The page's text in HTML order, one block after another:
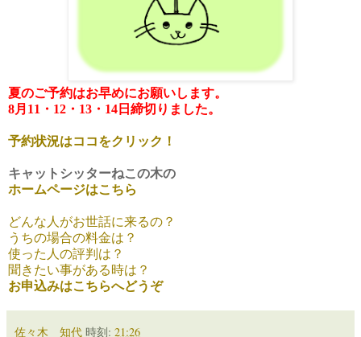
夏のご予約はお早めにお願いします。
8月11・12・13・14日締切りました。
予約状況はココをクリック！
キャットシッターねこの木の
ホームページはこちら
どんな人がお世話に来るの？
うちの場合の料金は？
使った人の評判は？
聞きたい事がある時は？
お申込みはこちらへどうぞ
佐々木 知代 時刻: 21:26